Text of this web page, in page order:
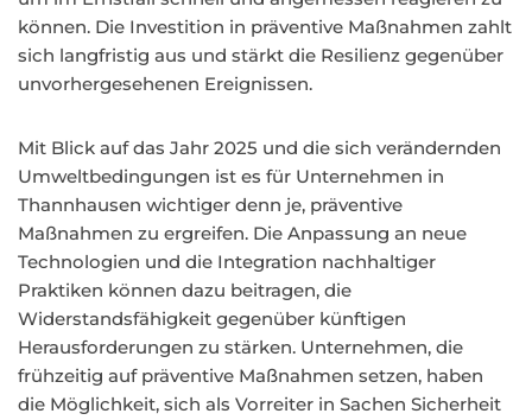
können. Die Investition in präventive Maßnahmen zahlt
sich langfristig aus und stärkt die Resilienz gegenüber
unvorhergesehenen Ereignissen.
Mit Blick auf das Jahr 2025 und die sich verändernden
Umweltbedingungen ist es für Unternehmen in
Thannhausen wichtiger denn je, präventive
Maßnahmen zu ergreifen. Die Anpassung an neue
Technologien und die Integration nachhaltiger
Praktiken können dazu beitragen, die
Widerstandsfähigkeit gegenüber künftigen
Herausforderungen zu stärken. Unternehmen, die
frühzeitig auf präventive Maßnahmen setzen, haben
die Möglichkeit, sich als Vorreiter in Sachen Sicherheit